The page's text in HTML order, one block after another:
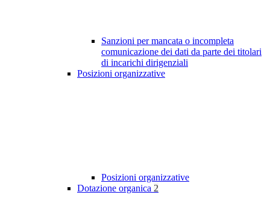
Sanzioni per mancata o incompleta
comunicazione dei dati da parte dei titolari
di incarichi dirigenziali
Posizioni organizzative
Posizioni organizzative
Dotazione organica 2